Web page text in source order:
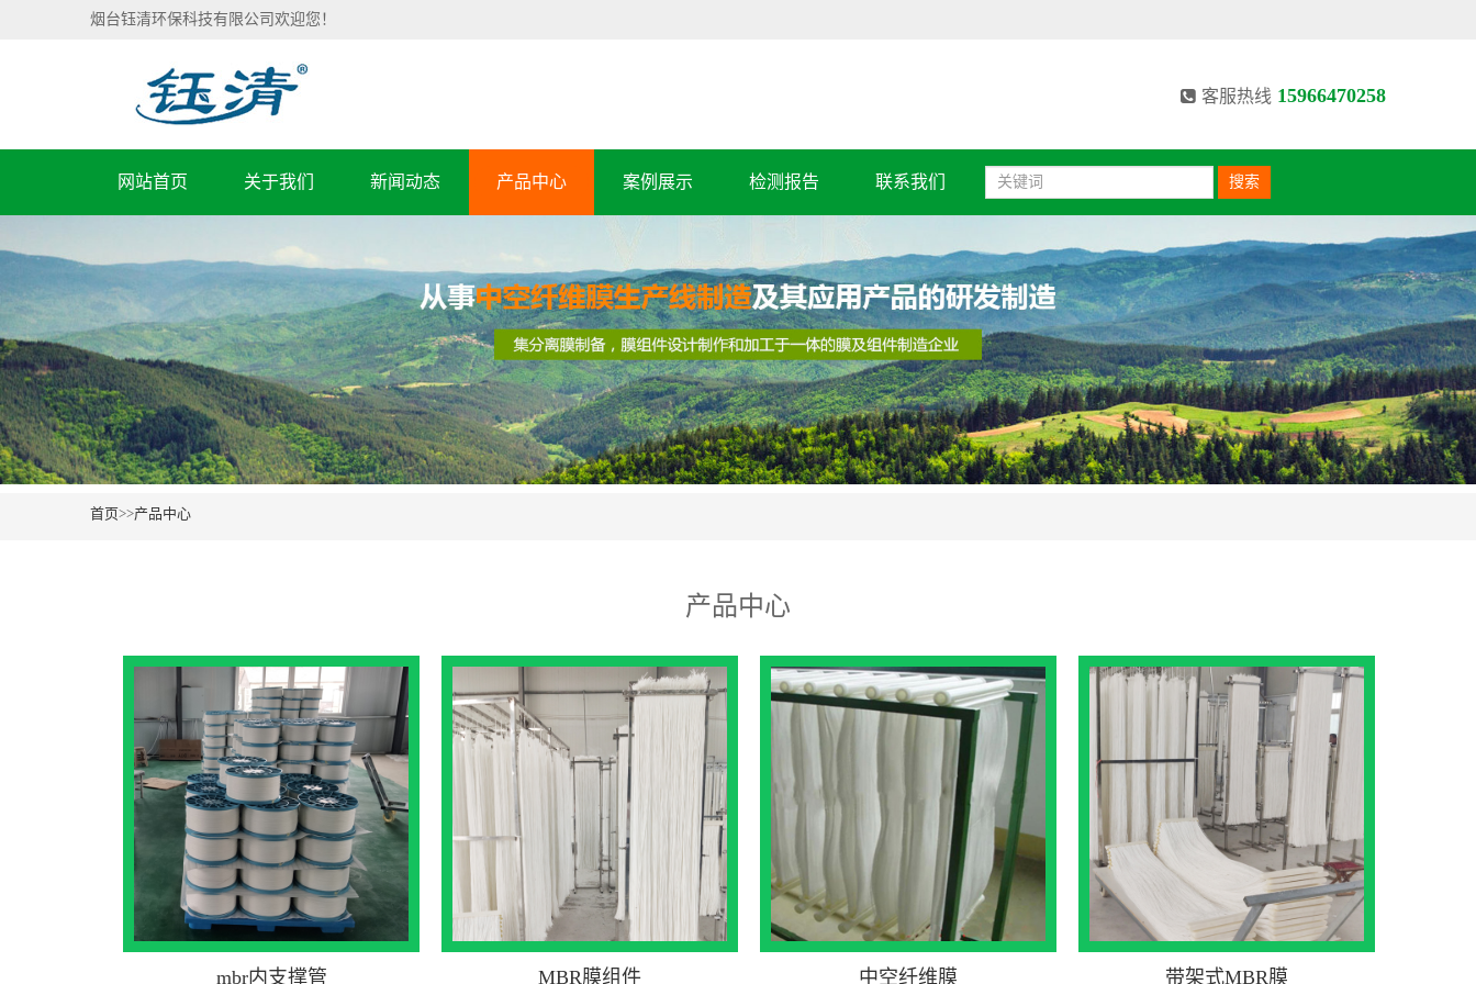
烟台钰清环保科技有限公司欢迎您！
客服热线 15966470258
网站首页 关于我们 新闻动态 产品中心 案例展示 检测报告 联系我们 搜索
首页>>产品中心
产品中心
mbr内支撑管 MBR膜组件 中空纤维膜 带架式MBR膜